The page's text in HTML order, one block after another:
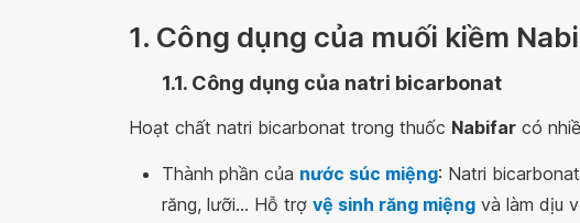
1. Công dụng của muối kiềm
1.1. Công dụng của natri bicarbonat
Hoạt chất natri bicarbonat trong thuốc Nabifar có
Thành phần của nước súc miệng: Natri
răng, lưỡi... Hỗ trợ vệ sinh răng miệng và làm dịu